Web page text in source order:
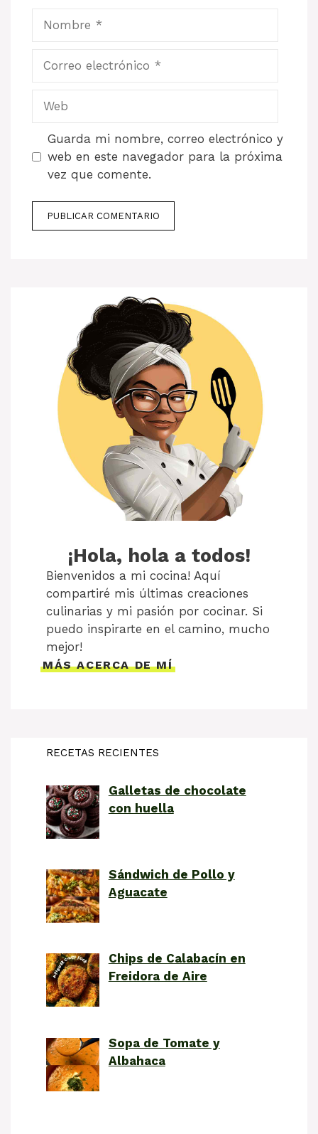
electrónico
Guarda mi nombre, correo electrónico y
web en este navegador para la próxima
vez que comente.
¡Hola, hola a todos!
Bienvenidos a mi cocina! Aquí
compartiré mis últimas creaciones
culinarias y mi pasión por cocinar. Si
puedo inspirarte en el camino, mucho
mejor!
MÁS ACERCA DE MÍ
RECETAS RECIENTES
Galletas de chocolate
con huella
Sándwich de Pollo y
Aguacate
Chips de Calabacín en
Freidora de Aire
Sopa de Tomate y
Albahaca